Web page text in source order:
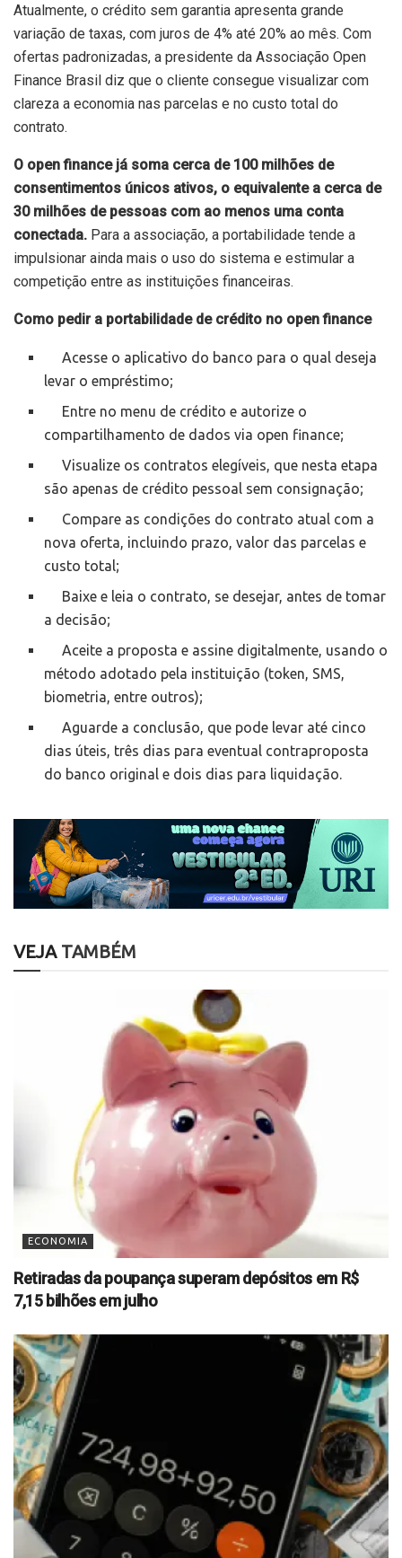
Atualmente, o crédito sem garantia apresenta grande
variação de taxas, com juros de 4% até 20% ao mês. Com
ofertas padronizadas, a presidente da Associação Open
Finance Brasil diz que o cliente consegue visualizar com
clareza a economia nas parcelas e no custo total do
contrato.
O open finance já soma cerca de 100 milhões de
consentimentos únicos ativos, o equivalente a cerca de
30 milhões de pessoas com ao menos uma conta
conectada. Para a associação, a portabilidade tende a
impulsionar ainda mais o uso do sistema e estimular a
competição entre as instituições financeiras.
Como pedir a portabilidade de crédito no open finance
Acesse o aplicativo do banco para o qual deseja
levar o empréstimo;
Entre no menu de crédito e autorize o
compartilhamento de dados via open finance;
Visualize os contratos elegíveis, que nesta etapa
são apenas de crédito pessoal sem consignação;
Compare as condições do contrato atual com a
nova oferta, incluindo prazo, valor das parcelas e
custo total;
Baixe e leia o contrato, se desejar, antes de tomar
a decisão;
Aceite a proposta e assine digitalmente, usando o
método adotado pela instituição (token, SMS,
biometria, entre outros);
Aguarde a conclusão, que pode levar até cinco
dias úteis, três dias para eventual contraproposta
do banco original e dois dias para liquidação.
VEJATAMBÉM
ECONOMIA
Retiradas da poupança superam depósitos em R$
7,15 bilhões em julho